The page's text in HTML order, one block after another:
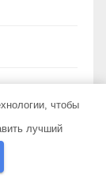
чтобы
лучший